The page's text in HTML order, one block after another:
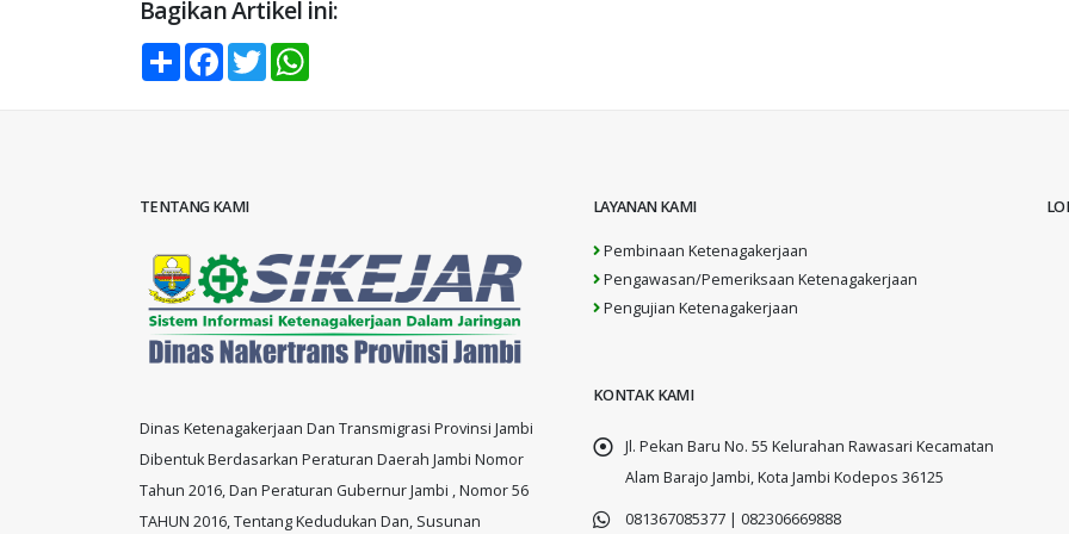
Bagikan Artikel ini:
Share Facebook
Twitter
TENTANG KAMI
Dinas Ketenagakerjaan Dan Transmigrasi Provinsi Jambi
Dibentuk Berdasarkan Peraturan Daerah Jambi Nomor
Tahun 2016, Dan Peraturan Gubernur Jambi , Nomor 56
TAHUN 2016, Tentang Kedudukan Dan, Susunan
LAYANAN KAMI
Pembinaan Ketenagakerjaan
Pengawasan/Pemeriksaan Ketenagakerjaan
Pengujian Ketenagakerjaan
KONTAK KAMI
Jl. Pekan Baru No. 55 Kelurahan Rawasari Kecamatan
Alam Barajo Jambi, Kota Jambi Kodepos 36125
081367085377 | 082306669888